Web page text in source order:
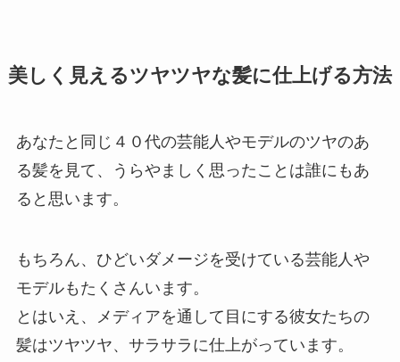
美しく見えるツヤツヤな髪に仕上げる方法
あなたと同じ４０代の芸能人やモデルのツヤのあ
る髪を見て、うらやましく思ったことは誰にもあ
ると思います。
もちろん、ひどいダメージを受けている芸能人や
モデルもたくさんいます。
とはいえ、メディアを通して目にする彼女たちの
髪はツヤツヤ、サラサラに仕上がっています。